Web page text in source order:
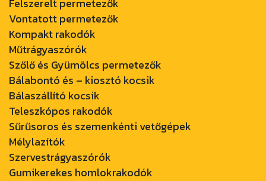
Vontatott permetezők
Kompakt rakodók
Műtrágyaszórók
Szőlő és Gyümölcs permetezők
Bálabontó és – kiosztó kocsik
Bálaszállító kocsik
Teleszkópos rakodók
Sűrűsoros és szemenkénti vetőgépek
Mélylazítók
Szervestrágyaszórók
Gumikerekes homlokrakodók